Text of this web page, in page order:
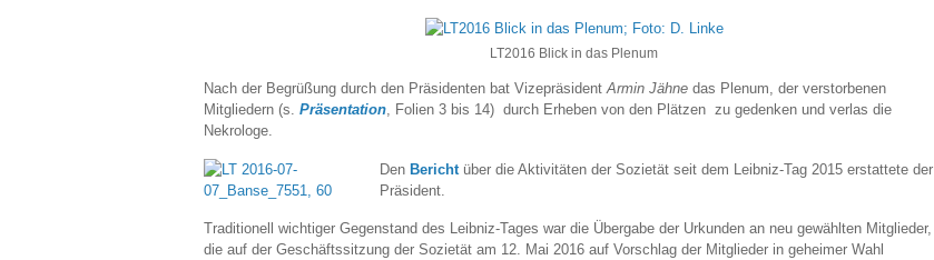
LT2016 Blick in das Plenum
Nach der Begrüßung durch den Präsidenten bat VizepräsidentArmin Jähne das Plenum, der verstorbenen
Mitgliedern (s. Präsentation, Folien 3 bis 14) durch Erheben von den Plätzen zu gedenken und verlas die
Nekrologe.
Den Bericht über die Aktivitäten der Sozietät seit dem Leibniz-Tag 2015 erstattete der
Präsident.
Traditionell wichtiger Gegenstand des Leibniz-Tages war die Übergabe der Urkunden an neu gewählten Mitglieder,
die auf der Geschäftssitzung der Sozietät am 12. Mai 2016 auf Vorschlag der Mitglieder in geheimer Wahl